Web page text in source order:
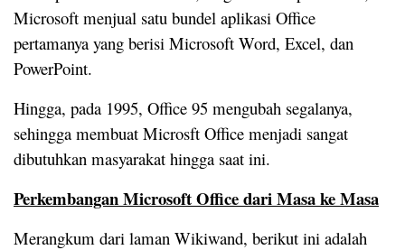
Microsoft menjual satu bundel aplikasi Office
pertamanya yang berisi Microsoft Word, Excel, dan
PowerPoint.
Hingga, pada 1995, Office 95 mengubah segalanya,
sehingga membuat Microsft Office menjadi sangat
dibutuhkan masyarakat hingga saat ini.
Perkembangan Microsoft Office dari Masa ke Masa
Merangkum dari laman Wikiwand, berikut ini adalah